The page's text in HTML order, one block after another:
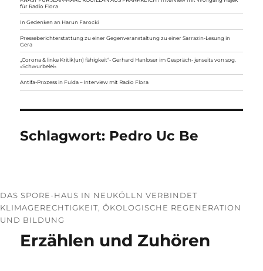
für Radio Flora
In Gedenken an Harun Farocki
Presseberichterstattung zu einer Gegenveranstaltung zu einer Sarrazin-Lesung in
Gera
„Corona & linke Kritik(un) fähigkeit“- Gerhard Hanloser im Gespräch- jenseits von sog.
»Schwurbelei«
Antifa-Prozess in Fulda – Interview mit Radio Flora
Schlagwort: Pedro Uc Be
DAS SPORE-HAUS IN NEUKÖLLN VERBINDET
KLIMAGERECHTIGKEIT, ÖKOLOGISCHE REGENERATION
UND BILDUNG
Erzählen und Zuhören